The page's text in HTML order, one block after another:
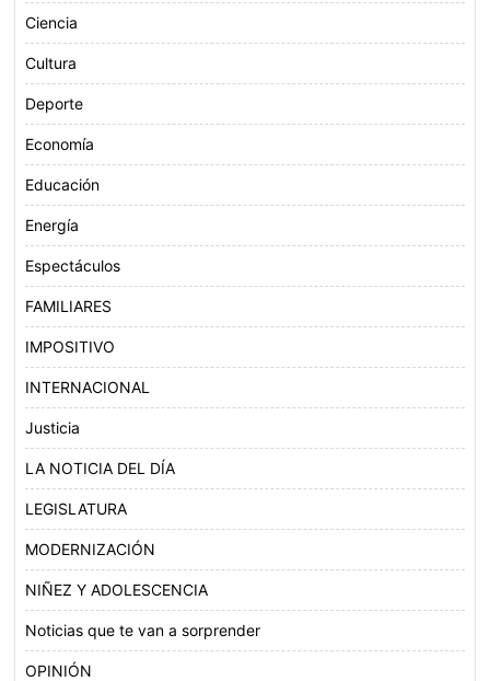
Ciencia
Cultura
Deporte
Economía
Educación
Energía
Espectáculos
FAMILIARES
IMPOSITIVO
INTERNACIONAL
Justicia
LA NOTICIA DEL DÍA
LEGISLATURA
MODERNIZACIÓN
NIÑEZ Y ADOLESCENCIA
Noticias que te van a sorprender
OPINIÓN